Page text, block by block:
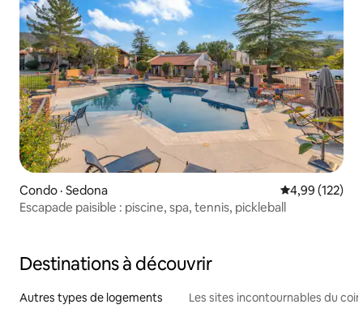
Condo · Sedona Note
4,99 (122)
Escapade paisible : piscine, spa, tennis, pickleball
Destinations à découvrir
Autres types de logements Les sites incontournables du coin